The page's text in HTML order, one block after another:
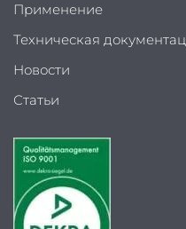
Применение
Техническая
Новости
Статьи